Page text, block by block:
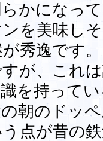
かになっ
を美味し
秀逸です
が、これ
を持って
朝のドッ
点が昔の